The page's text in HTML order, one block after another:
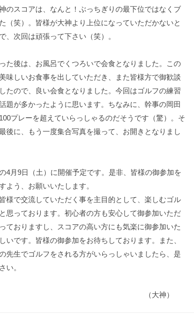
のスコアは、なんと！ぶっちぎりの最下位ではなくブ
（笑）。皆様が大神より上位になっていただかないと
、次回は頑張って下さい（笑）。
た後は、お風呂でくつろいで会食となりました。この
味しいお食事を出していただき、また皆様方で御歓談
たので、良い会食となりました。今回はゴルフの練習
題が多かったように思います。ちなみに、幹事の岡田
プレーを超えていらっしゃるのだそうです（驚）。そ
後に、もう一度集合写真を撮って、お開きとなりまし
4月9日（土）に開催予定です。是非、皆様の御参加を
よう、お願いいたします。
様で交流していただく事を主目的として、楽しむゴル
思っております。初心者の方も安心して御参加いただ
ておりますし、スコアの高い方にも気楽に御参加いた
いです。皆様の御参加をお待ちしております。また、
先生でゴルフをされる方がいらっしゃいましたら、是
い。
大神）